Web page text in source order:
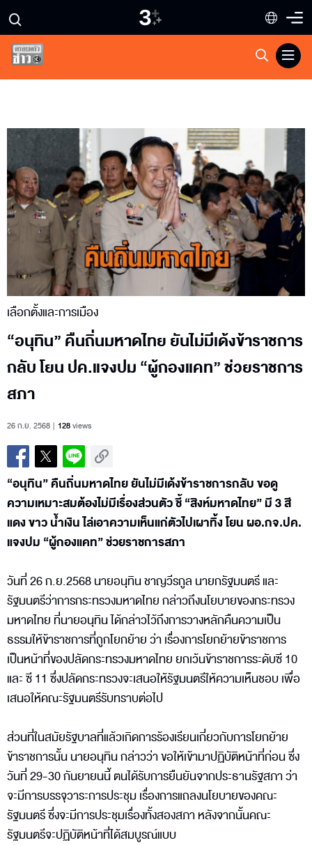
เลือกตั้งและการเมือง
“อนุทิน” คืนถิ่นมหาดไทย ยันไม่มีเด้งข้าราชการ
กลับ โยน ปค.แจงปม “ผู้กองแคท” ช่วยราชการ
สภา
26 ก.ย. 2568 128views
“อนุทิน” คืนถิ่นมหาดไทย ยันไม่มีเด้งข้าราชการกลับ ขอดู
ความเหมาะสมต้องไม่มีเรื่องส่วนตัว ชี้ “สิงห์มหาดไทย” มี 3 สี
แดง ขาว น้ำเงิน ไล่เอาความเห็นแก่ตัวไปเผาทิ้ง โยน ผอ.กจ.ปค.
แจงปม “ผู้กองแคท” ช่วยราชการสภา
วันที่ 26 ก.ย.2568 นายอนุทิน ชาญวีรกูล นายกรัฐมนตรี และ
รัฐมนตรีว่าการกระทรวงมหาดไทย กล่าวถึงนโยบายของกระทรวง
มหาดไทย ที่นายอนุทิน ได้กล่าวไว้ถึงการวางหลักคืนความเป็น
ธรรมให้ข้าราชการที่ถูกโยกย้าย ว่า เรื่องการโยกย้ายข้าราชการ
เป็นหน้าที่ของปลัดกระทรวงมหาดไทย ยกเว้นข้าราชการระดับซี 10
และ ซี 11 ซึ่งปลัดกระทรวงจะเสนอให้รัฐมนตรีให้ความเห็นชอบ เพื่อ
เสนอให้คณะรัฐมนตรีรับทราบต่อไป
ส่วนที่ในสมัยรัฐบาลที่แล้วเกิดการร้องเรียนเกี่ยวกับการโยกย้าย
ข้าราชการนั้น นายอนุทิน กล่าวว่า ขอให้เข้ามาปฏิบัติหน้าที่ก่อน ซึ่ง
วันที่ 29-30 กันยายนนี้ ตนได้รับการยืนยันจากประธานรัฐสภา ว่า
จะมีการบรรจุวาระการประชุม เรื่องการแถลงนโยบายของคณะ
รัฐมนตรี ซึ่งจะมีการประชุมเรื่องทั้งสองสภา หลังจากนั้นคณะ
รัฐมนตรีจะปฏิบัติหน้าที่ได้สมบูรณ์แบบ